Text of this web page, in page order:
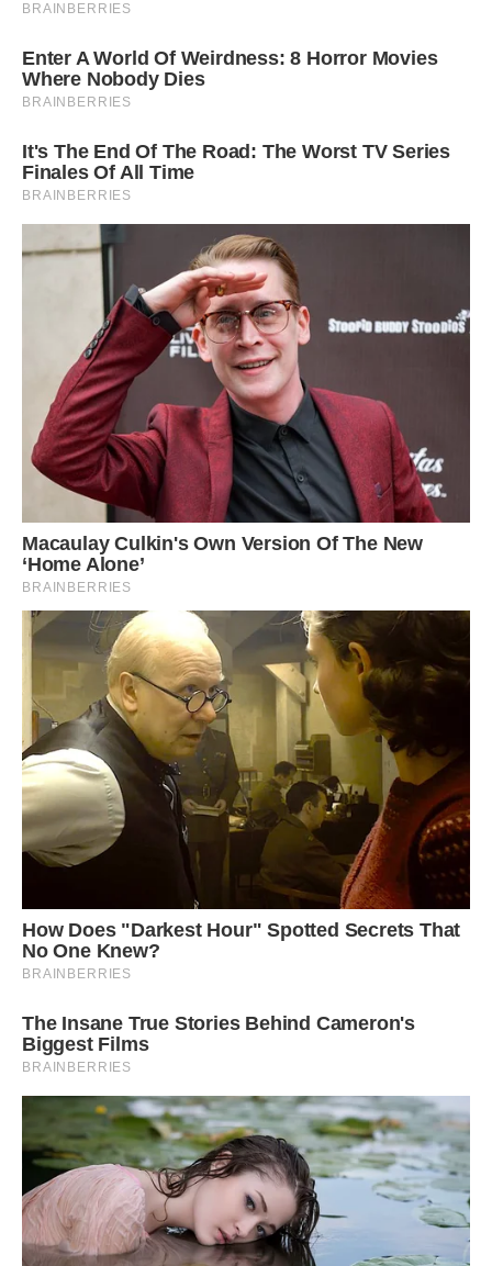
нічого не винна. Вона майже молода, майже здорова і син
Раніше б скинути вантаж і забути про вічний борг. Ну вже
гаразд, краще пізно, ніж ніколи. Ця приказка мені
подобається набагато більше.